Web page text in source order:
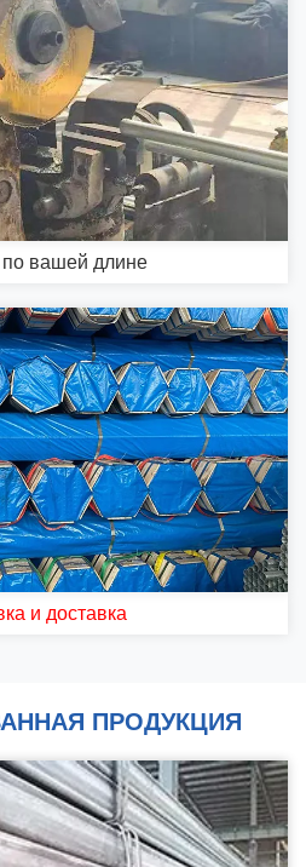
по вашей длине
и доставка
ПРОДУКЦИЯ